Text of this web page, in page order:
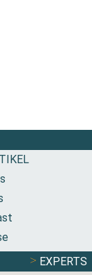
EXPERTS